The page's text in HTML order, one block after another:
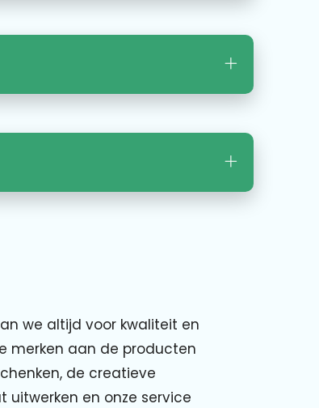
we altijd voor kwaliteit en
merken aan de producten
de creatieve
en onze service